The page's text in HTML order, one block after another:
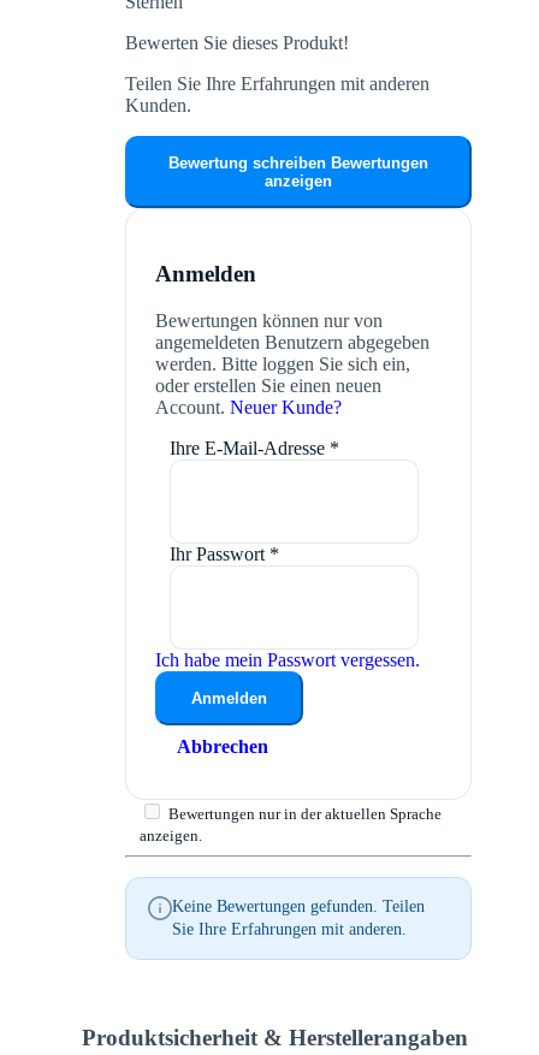
Bewerten Sie dieses Produkt!
Teilen Sie Ihre Erfahrungen mit anderen
Kunden.
Bewertung schreiben Bewertungen
anzeigen
Anmelden
Bewertungen können nur von
angemeldeten Benutzern abgegeben
werden. Bitte loggen Sie sich ein,
oder erstellen Sie einen neuen
Account. Neuer Kunde?
Ihre E-Mail-Adresse *
Ihr Passwort *
Ich habe mein Passwort vergessen.
Anmelden
Abbrechen
Bewertungen nur in der aktuellen Sprache
anzeigen.
Keine Bewertungen gefunden. Teilen
Sie Ihre Erfahrungen mit anderen.
Produktsicherheit & Herstellerangaben